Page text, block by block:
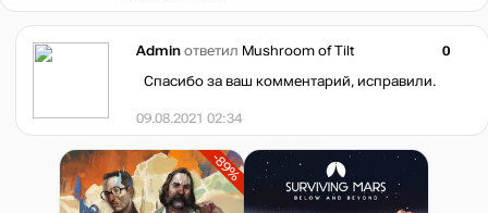
Admin ответил Mushroom of Tilt
0
Спасибо за ваш комментарий, исправили.
09.08.2021 02:34
-89%